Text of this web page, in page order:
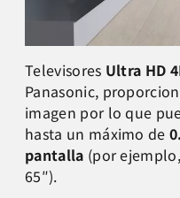
Televisores Ultra HD
Panasonic,
imagen por lo que
hasta un máximo de
pantalla (por
65″).